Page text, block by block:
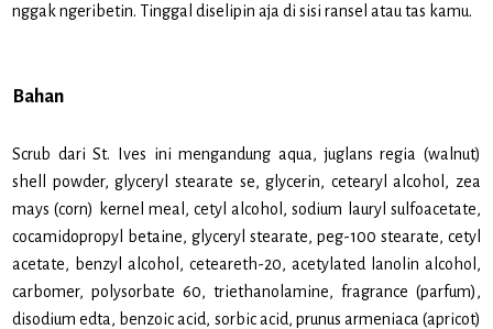
nggak ngeribetin. Tinggal diselipin aja di sisi ransel atau tas kamu.
Bahan
Scrub dari St. Ives ini mengandung aqua, juglans regia (walnut)
shell powder, glyceryl stearate se, glycerin, cetearyl alcohol, zea
mays (corn) kernel meal, cetyl alcohol, sodium lauryl sulfoacetate,
cocamidopropyl betaine, glyceryl stearate, peg-100 stearate, cetyl
acetate, benzyl alcohol, ceteareth-20, acetylated lanolin alcohol,
carbomer, polysorbate 60, triethanolamine, fragrance (parfum),
disodium edta, benzoic acid, sorbic acid, prunus armeniaca (apricot)